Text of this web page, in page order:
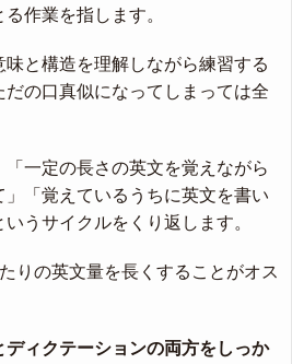
作業を指します。
と構造を理解しながら練習する
の口真似になってしまっては全
一定の長さの英文を覚えながら
「覚えているうちに英文を書い
うサイクルをくり返します。
りの英文量を長くすることがオス
ィクテーションの両方をしっか